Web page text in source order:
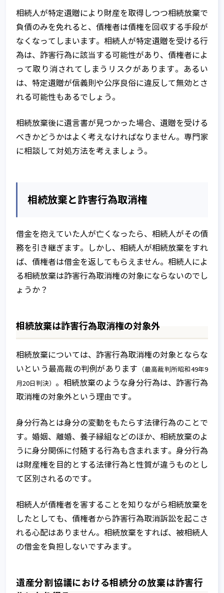
相続人が特定遺贈により財産を取得しつつ相続放棄で
負債のみを免れると、債権者は債権を回収する手段が
なくなってしまいます。相続人が特定遺贈を受ける行
為は、詐害行為に該当する可能性があり、債権者によ
って取り消されてしまうリスクがあります。あるい
は、特定遺贈が信義則や公序良俗に違反して無効とさ
れる可能性もあるでしょう。
相続放棄後に遺言書が見つかった場合、遺贈を受ける
べきかどうかはよく考えなければなりません。専門家
に相談して対処方法を考えましょう。
相続放棄と詐害行為取消権
借金を抱えていた人が亡くなったら、相続人がその債
務を引き継ぎます。しかし、相続人が相続放棄をすれ
ば、債権者は借金を返してもらえません。相続人によ
る相続放棄は詐害行為取消権の対象にならないのでし
ょうか？
相続放棄は詐害行為取消権の対象外
相続放棄については、詐害行為取消権の対象とならな
いという最高裁の判例があります
（最高裁判所昭和49年9
月20日判決） 。相続放棄のような身分行為は、詐害行為
取消権の対象外という理由です。
身分行為とは身分の変動をもたらす法律行為のことで
す。婚姻、離婚、養子縁組などのほか、相続放棄のよ
うに身分関係に付随する行為も含まれます。身分行為
は財産権を目的とする法律行為と性質が違うものとし
て区別されるのです。
相続人が債権者を害することを知りながら相続放棄を
したとしても、債権者から詐害行為取消訴訟を起こさ
れる心配はありません。相続放棄をすれば、被相続人
の借金を負担しないですみます。
遺産分割協議における相続分の放棄は詐害行